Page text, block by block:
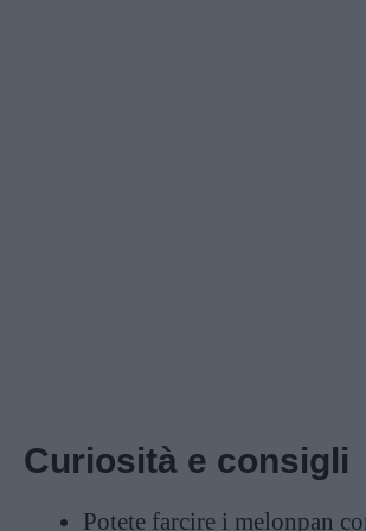
Curiosità e consigli
Potete farcire i melonpan